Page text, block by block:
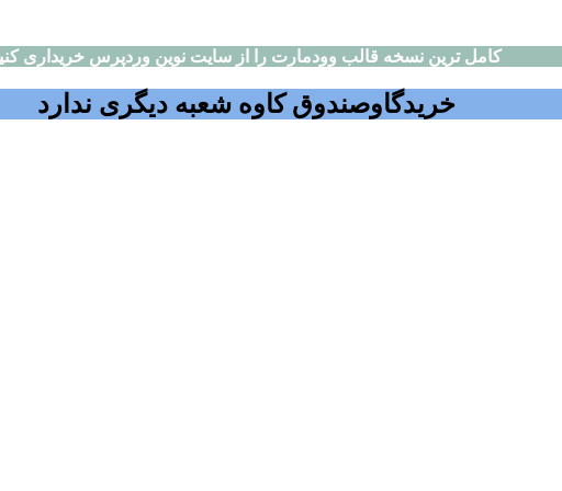
کامل ترین نسخه قالب وودمارت را از سایت نوین وردپرس خریداری
خریدگاوصندوق کاوه شعبه دیگری ندارد